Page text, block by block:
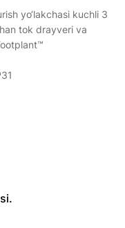
yo‘lakchasi kuchli 3
tok drayveri va